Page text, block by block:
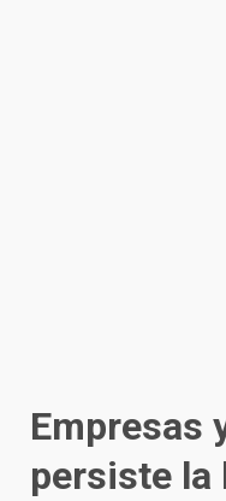
Empresas
persiste la